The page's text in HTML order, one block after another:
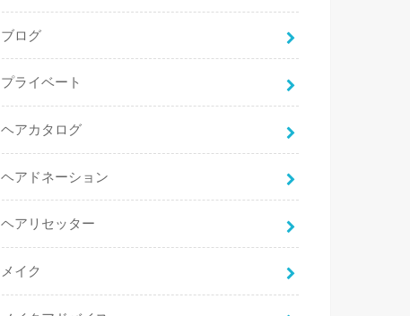
ブログ
プライベート
ヘアカタログ
ヘアドネーション
ヘアリセッター
メイク